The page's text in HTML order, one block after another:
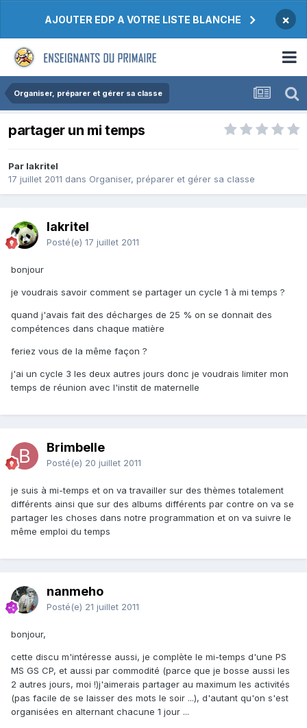
AJOUTER EDP A VOTRE LISTE BLANCHE ×
Organiser, préparer et gérer sa classe
partager un mi temps
Par lakritel
17 juillet 2011 dans Organiser, préparer et gérer sa classe
lakritel
Posté(e) 17 juillet 2011
bonjour
je voudrais savoir comment se partager un cycle 1 à mi temps ?
quand j'avais fait des décharges de 25 % on se donnait des
compétences dans chaque matière
feriez vous de la même façon ?
j'ai un cycle 3 les deux autres jours donc je voudrais limiter mon
temps de réunion avec l'instit de maternelle
Brimbelle
Posté(e) 20 juillet 2011
je suis à mi-temps et on va travailler sur des thèmes totalement
différents ainsi que sur des albums différents par contre on va se
partager les choses dans notre programmation et on va suivre le
même emploi du temps
nanmeho
Posté(e) 21 juillet 2011
bonjour,
cette discu m'intéresse aussi, je complète le mi-temps d'une PS
MS GS CP, et aussi par commodité (parce que je bosse aussi les
2 autres jours, moi !)j'aimerais partager au maximum les activités
(pas facile de se laisser des mots le soir ...), d'autant qu'on s'est
organisées en alternant chacune 1 jour ...